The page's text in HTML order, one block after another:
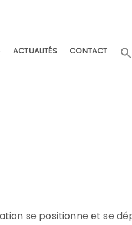
ACTUALITÉS CONTACT
se positionne et se